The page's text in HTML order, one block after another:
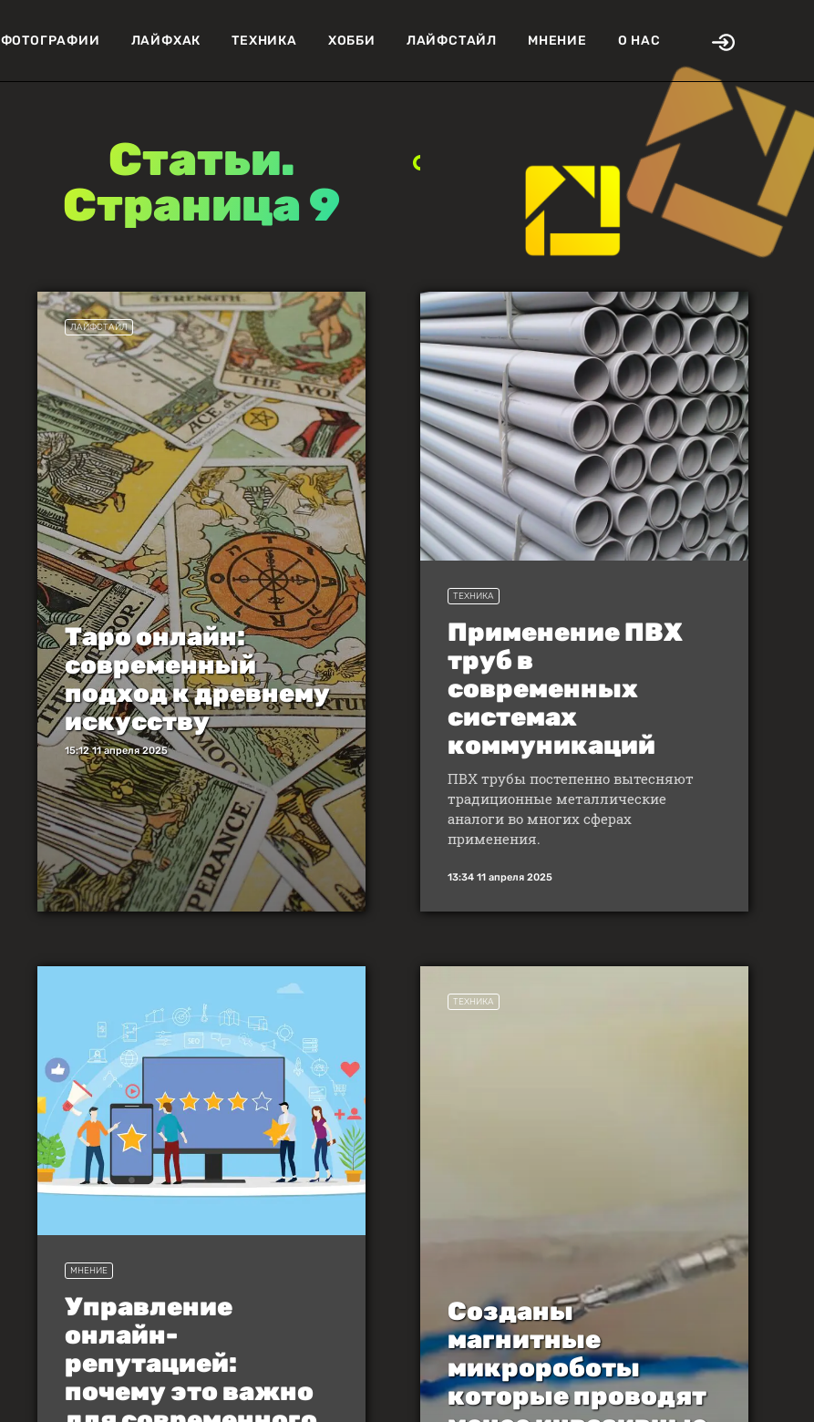
ФОТОГРАФИИ ЛАЙФХАК ТЕХНИКА ХОББИ ЛАЙФСТАЙЛ МНЕНИЕ О НАС
Статьи.
Страница 9
ЛАЙФСТАЙЛ
Таро онлайн:
современный
подход к древнему
искусству
15:12 11 апреля 2025
ТЕХНИКА
Применение ПВХ
труб в
современных
системах
коммуникаций
ПВХ трубы постепенно вытесняют
традиционные металлические
аналоги во многих сферах
применения.
13:34 11 апреля 2025
МНЕНИЕ
Управление
онлайн-
репутацией:
почему это важно
ТЕХНИКА
Созданы
магнитные
микророботы
которые проводят